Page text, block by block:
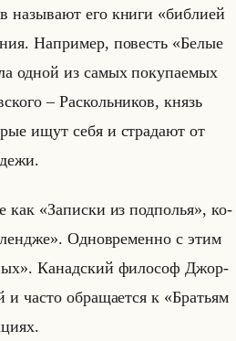
на­зы­ва­ют его книги «библией
На­при­мер, по­весть «Белые
одной из самых по­ку­па­емых
– Рас­кольни­ков, князь
ищут себя и стра­да­ют от
как «Записки из подполья», ко­
Од­но­вре­мен­но с этим
Ка­над­ский фи­ло­соф Джор­
часто об­ра­ща­ет­ся к «Братьям